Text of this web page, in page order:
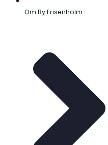
Om By Frisenholm